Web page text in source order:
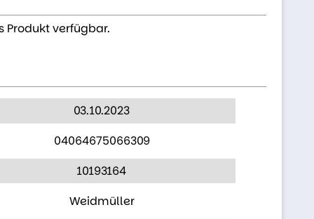
Produkt verfügbar.
03.10.2023
04064675066309
10193164
Weidmüller